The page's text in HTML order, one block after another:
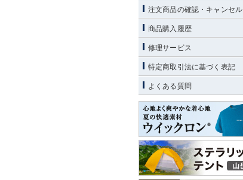
注文商品の確認・キャンセル
商品購入履歴
修理サービス
特定商取引法に基づく表記
よくある質問